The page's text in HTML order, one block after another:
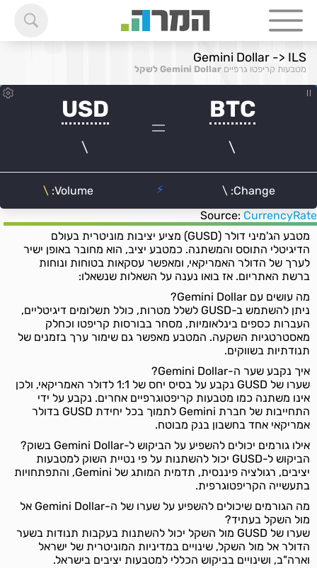
Gemini Dollar -> ILS
מטבעות קריפטו גרפיים Gemini Dollar לשקל
Source: CurrencyRate
מטבע הג'מיני דולר (GUSD) מציע יציבות מוניטרית בעולם
הדיגיטלי התוסס והמשתנה. כמטבע יציב, הוא מחובר באופן ישיר
לערך של הדולר האמריקאי, ומאפשר עסקאות בטוחות ונוחות
ברשת האתריום. אז בואו נענה על השאלות שנשאלו:
מה עושים עם Gemini Dollar?
ניתן להשתמש ב-GUSD לשלל מטרות, כולל תשלומים דיגיטליים,
העברות כספים בינלאומיות, מסחר בבורסות קריפטו וכחלק
מאסטרטגיות השקעה. המטבע מאפשר גם שימור ערך בזמנים של
תנודתיות בשווקים.
איך נקבע שער ה-Gemini Dollar?
שערו של GUSD נקבע על בסיס יחס של 1:1 לדולר האמריקאי, ולכן
אינו משתנה כמו מטבעות קריפטוגרפיים אחרים. נקבע על ידי
התחייבות של חברת Gemini לתמוך בכל יחידת GUSD בדולר
אמריקאי אחד בחשבון בנק מבוטח.
אילו גורמים יכולים להשפיע על הביקוש ל-Gemini Dollar בשוק?
הביקוש ל-GUSD יכול להשתנות על פי נטיית השוק למטבעות
יציבים, רגולציה פיננסית, תדמית המותג של Gemini, והתפתחויות
בתעשייה הקריפטוגרפית.
מה הגורמים שיכולים להשפיע על שערו של ה-Gemini Dollar אל
מול השקל בעתיד?
שערו של GUSD מול השקל יכול להשתנות בעקבות תנודות בשער
הדולר אל מול השקל, שינויים במדיניות המוניטרית של ישראל
וארה"ב, ושינויים בביקוש הכללי למטבעות יציבים בישראל.